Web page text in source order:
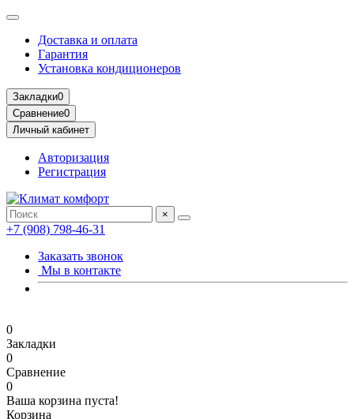
Доставка и оплата
Гарантия
Установка кондиционеров
Закладки0
Сравнение0
Личный кабинет
Авторизация
Регистрация
×
+7 (908) 798-46-31
Заказать звонок
Мы в контакте
0
Закладки
0
Сравнение
0
Ваша корзина пуста!
Корзина